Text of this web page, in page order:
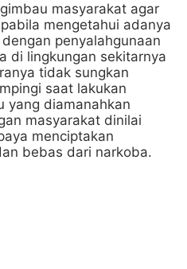
masyarakat agar
mengetahui adanya
penyalahgunaan
di lingkungan sekitarnya
tidak sungkan
saat lakukan
yang diamanahkan
masyarakat dinilai
menciptakan
bebas dari narkoba.